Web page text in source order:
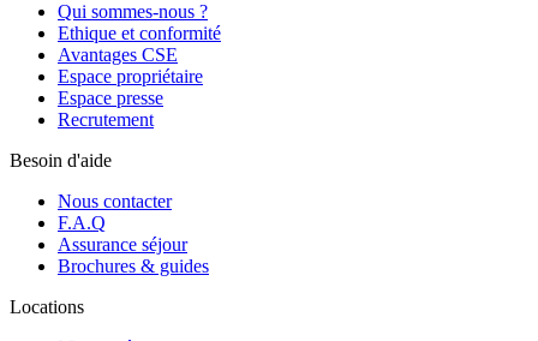
Qui sommes-nous ?
Ethique et conformité
Avantages CSE
Espace propriétaire
Espace presse
Recrutement
Besoin d'aide
Nous contacter
F.A.Q
Assurance séjour
Brochures & guides
Locations